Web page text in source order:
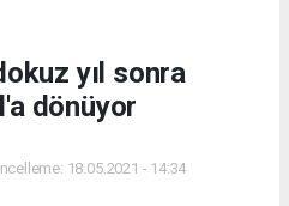
yıl sonra
dönüyor
18.05.2021 - 14:34